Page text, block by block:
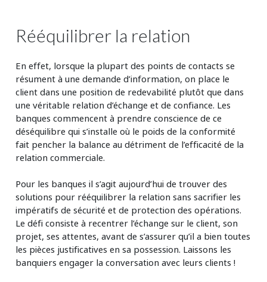
Rééquilibrer la relation
En effet, lorsque la plupart des points de contacts se
résument à une demande d’information, on place le
client dans une position de redevabilité plutôt que dans
une véritable relation d’échange et de confiance. Les
banques commencent à prendre conscience de ce
déséquilibre qui s’installe où le poids de la conformité
fait pencher la balance au détriment de l’efficacité de la
relation commerciale.
Pour les banques il s’agit aujourd’hui de trouver des
solutions pour rééquilibrer la relation sans sacrifier les
impératifs de sécurité et de protection des opérations.
Le défi consiste à recentrer l’échange sur le client, son
projet, ses attentes, avant de s’assurer qu’il a bien toutes
les pièces justificatives en sa possession. Laissons les
banquiers engager la conversation avec leurs clients !